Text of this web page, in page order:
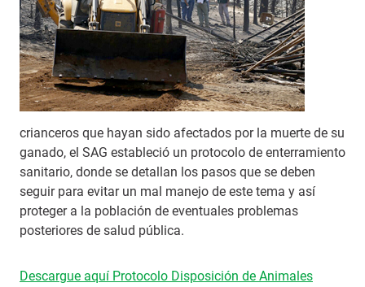
crianceros que hayan sido afectados por la muerte de su
ganado, el SAG estableció un protocolo de enterramiento
sanitario, donde se detallan los pasos que se deben
seguir para evitar un mal manejo de este tema y así
proteger a la población de eventuales problemas
posteriores de salud pública.
Descargue aquí Protocolo Disposición de Animales